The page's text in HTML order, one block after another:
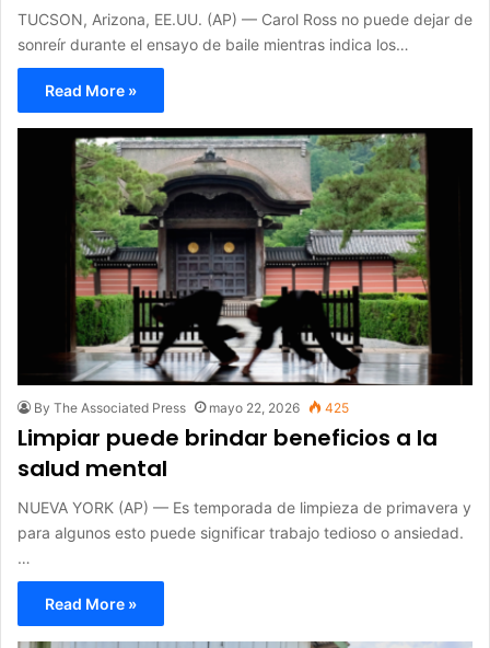
TUCSON, Arizona, EE.UU. (AP) — Carol Ross no puede dejar de
sonreír durante el ensayo de baile mientras indica los…
Read More »
By The Associated Press mayo 22, 2026 425
Limpiar puede brindar beneficios a la
salud mental
NUEVA YORK (AP) — Es temporada de limpieza de primavera y
para algunos esto puede significar trabajo tedioso o ansiedad.
…
Read More »